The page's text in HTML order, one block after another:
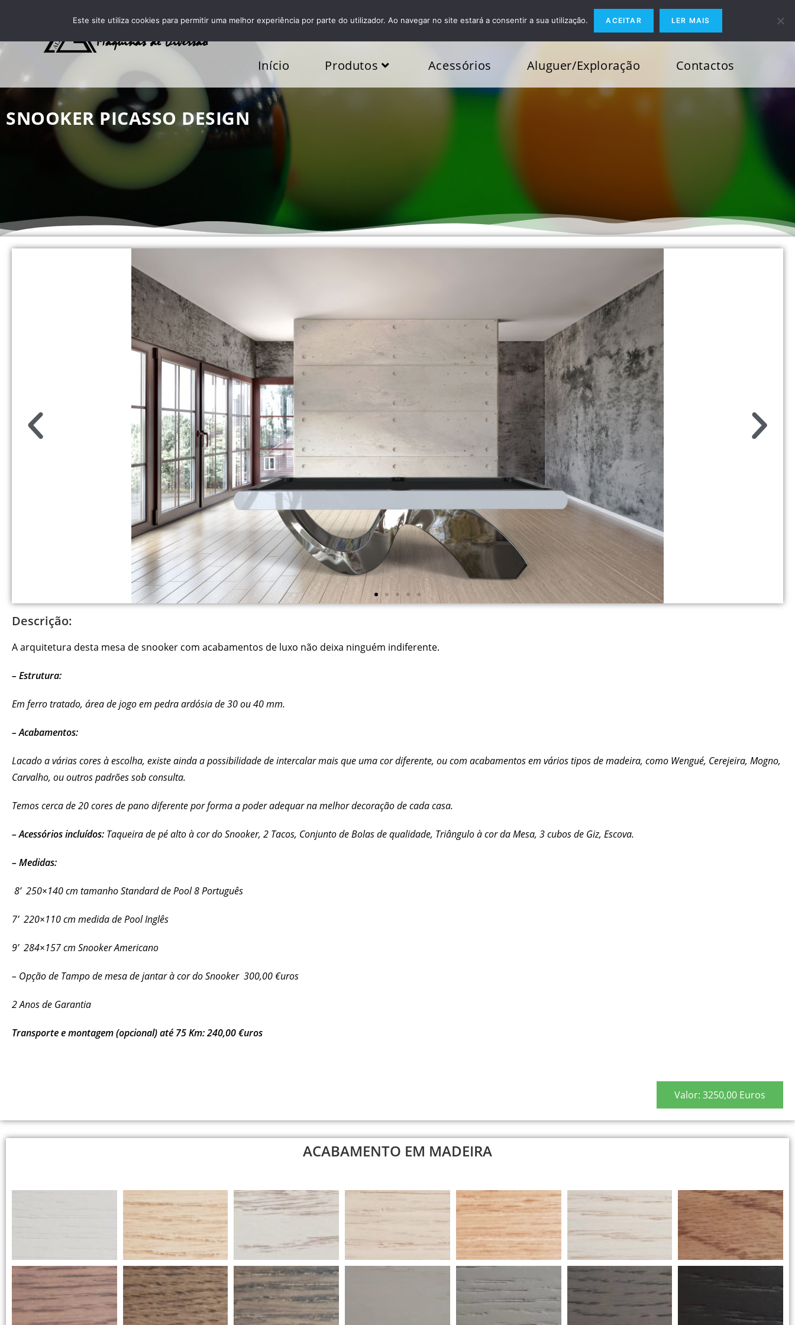
Início Produtos Acessórios Aluguer/Exploração Contactos
SNOOKER PICASSO DESIGN
Descrição:
A arquitetura desta mesa de snooker com acabamentos de luxo não deixa ninguém indiferente.
– Estrutura:
Em ferro tratado, área de jogo em pedra ardósia de 30 ou 40 mm.
– Acabamentos:
Lacado a várias cores à escolha, existe ainda a possibilidade de intercalar mais que uma cor diferente, ou com acabamentos em vários tipos de madeira, como Wengué, Cerejeira, Mogno,
Carvalho, ou outros padrões sob consulta.
Temos cerca de 20 cores de pano diferente por forma a poder adequar na melhor decoração de cada casa.
– Acessórios incluídos: Taqueira de pé alto à cor do Snooker, 2 Tacos, Conjunto de Bolas de qualidade, Triângulo à cor da Mesa, 3 cubos de Giz, Escova.
– Medidas:
8’ 250×140 cm tamanho Standard de Pool 8 Português
7’ 220×110 cm medida de Pool Inglês
9’ 284×157 cm Snooker Americano
– Opção de Tampo de mesa de jantar à cor do Snooker 300,00 €uros
2 Anos de Garantia
Transporte e montagem (opcional) até 75 Km: 240,00 €uros
Valor: 3250,00 Euros
ACABAMENTO EM MADEIRA
Este site utiliza cookies para permitir uma melhor experiência por parte do utilizador. Ao navegar no site estará a consentir a sua utilização. ACEITAR LER MAIS